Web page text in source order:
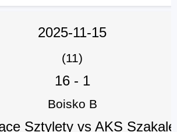
2025-11-15
(11)
16- 1
Boisko B
Sztylety vs AKS Szakale